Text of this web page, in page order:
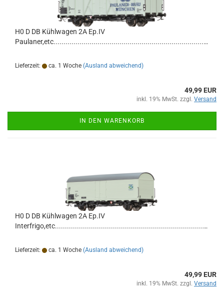
H0 D DB Kühlwagen 2A Ep.IV
Paulaner,etc.............................................................................................................................
Lieferzeit: ca. 1 Woche (Ausland abweichend)
49,99 EUR
inkl. 19% MwSt. zzgl. Versand
IN DEN WARENKORB
H0 D DB Kühlwagen 2A Ep.IV
Interfrigo,etc............................................................................................................................
Lieferzeit: ca. 1 Woche (Ausland abweichend)
49,99 EUR
inkl. 19% MwSt. zzgl. Versand